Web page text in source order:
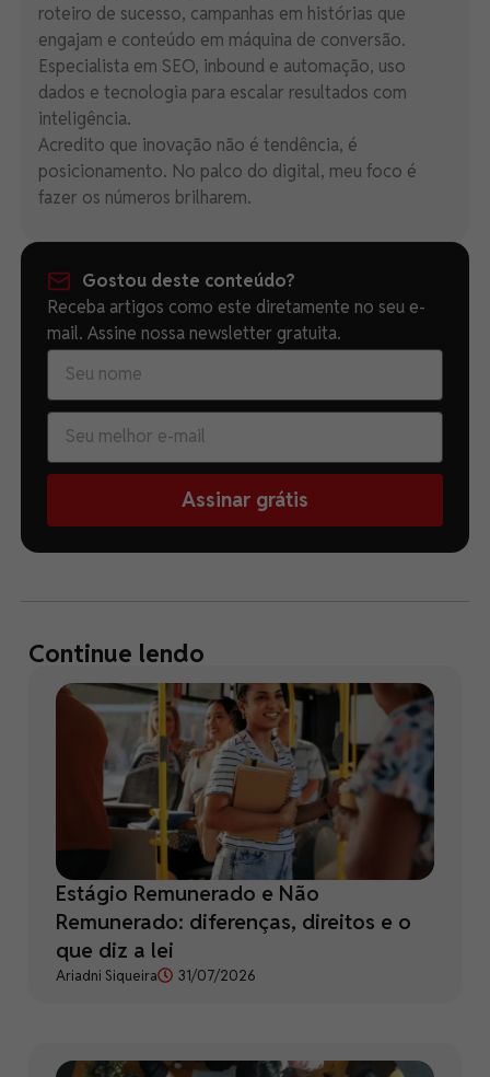
roteiro de sucesso, campanhas em histórias que
engajam e conteúdo em máquina de conversão.
Especialista em SEO, inbound e automação, uso
dados e tecnologia para escalar resultados com
inteligência.
Acredito que inovação não é tendência, é
posicionamento. No palco do digital, meu foco é
fazer os números brilharem.
Gostou deste conteúdo?
Receba artigos como este diretamente no seu e-
mail. Assine nossa newsletter gratuita.
Assinar grátis
Continue lendo
Estágio Remunerado e Não
Remunerado: diferenças, direitos e o
que diz a lei
Ariadni Siqueira 31/07/2026